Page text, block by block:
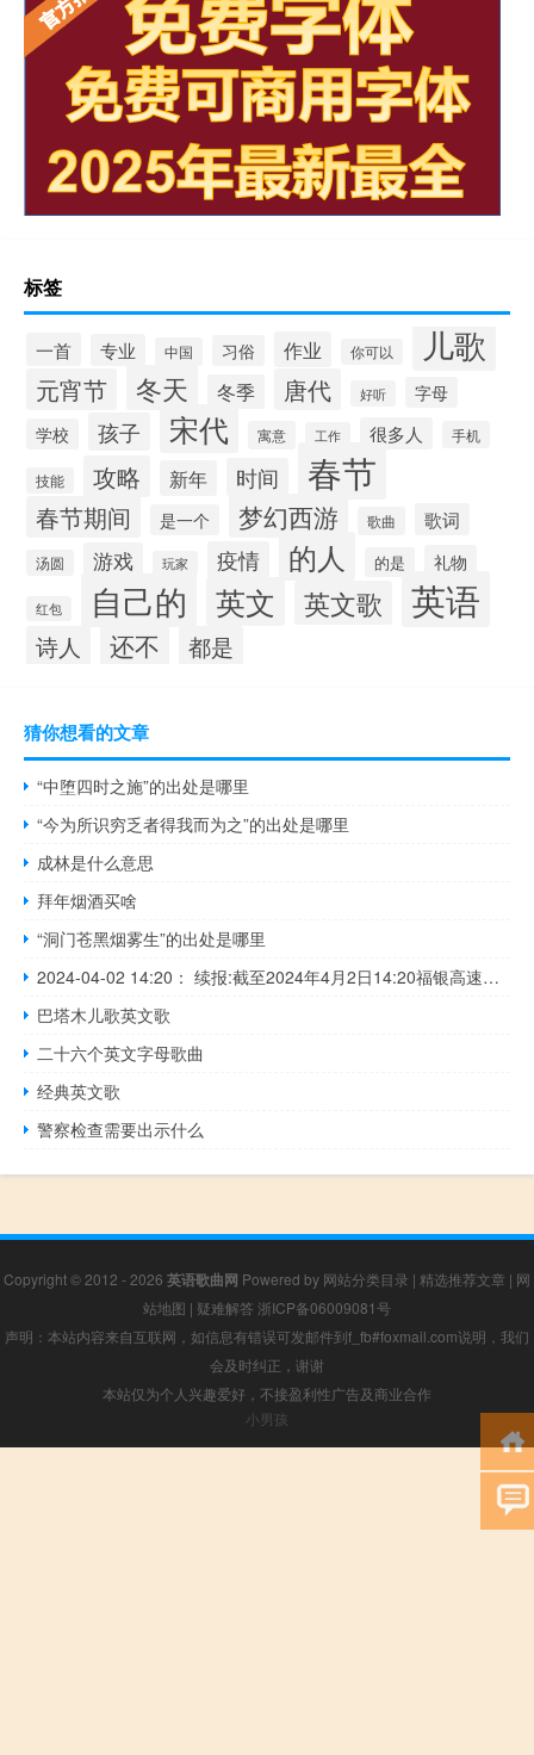
标签
一首 专业 中国 习俗 作业 你可以 儿歌
元宵节 冬天 冬季 唐代 好听
字母
学校
孩子 宋代 寓意 工作 很多人 手机
技能 攻略 新年 时间 春节
春节期间 是一个 梦幻西游 歌曲 歌词
汤圆 游戏 玩家 疫情 的人 的是 礼物
红包 自己的 英文 英文歌 英语
诗人 还不 都是
猜你想看的文章
“中堕四时之施”的出处是哪里
“今为所识穷乏者得我而为之”的出处是哪里
成林是什么意思
拜年烟酒买啥
“洞门苍黑烟雾生”的出处是哪里
2024-04-02 14:20： 续报:截至2024年4月2日14:20福银高速蓝商段西安方向李家河隧道内K1607+600处发生交通事故,事故路段主线、蓝田服务区K1599+500处、秦岭隧道入口K1582+300处,商洛西、南城子、杨斜、葛牌收费站入口西安方向临时管控,前往西安方向车辆由商州枢纽K0处分流至沪陕高速。 ​​​
巴塔木儿歌英文歌
二十六个英文字母歌曲
经典英文歌
警察检查需要出示什么
Copyright © 2012 - 2026 英语歌曲网 Powered by 网站分类目录 | 精选推荐文章 | 网
站地图 | 疑难解答 浙ICP备06009081号
声明：本站内容来自互联网，如信息有错误可发邮件到f_fb#foxmail.com说明，我们
会及时纠正，谢谢
本站仅为个人兴趣爱好，不接盈利性广告及商业合作
小男孩